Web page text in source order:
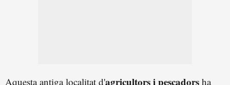
Aquesta antiga localitat d'agricultors i pescadors ha